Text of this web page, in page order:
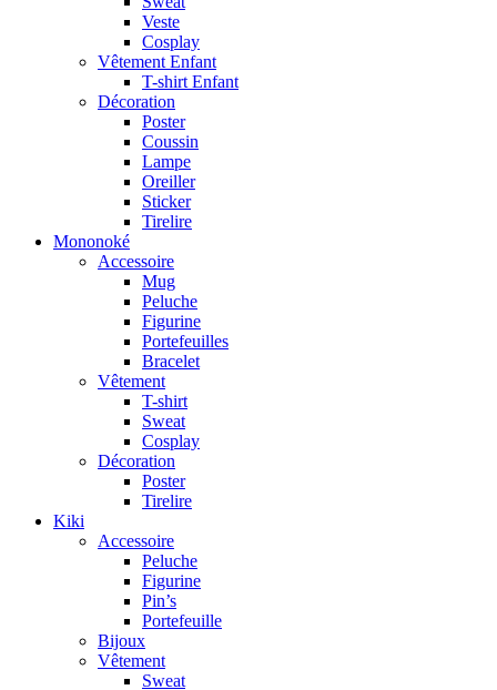
Veste
Cosplay
Vêtement Enfant
T-shirt Enfant
Décoration
Poster
Coussin
Lampe
Oreiller
Sticker
Tirelire
Mononoké
Accessoire
Mug
Peluche
Figurine
Portefeuilles
Bracelet
Vêtement
T-shirt
Sweat
Cosplay
Décoration
Poster
Tirelire
Kiki
Accessoire
Peluche
Figurine
Pin’s
Portefeuille
Bijoux
Vêtement
Sweat